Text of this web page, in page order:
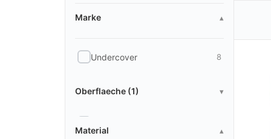
Marke
▴
Undercover 8
Oberflaeche (1)
▾
Material
▴